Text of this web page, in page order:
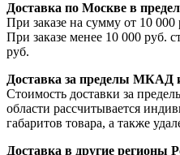
Доставка по Москве в
При заказе на сумму от 10 000
При заказе менее 10 000 руб.
руб.
Доставка за пределы МКАД
Стоимость доставки за
области рассчитывается
габаритов товара, а также
Доставка в другие регионы